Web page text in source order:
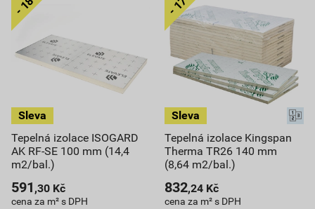
Tepelná izolace ISOGARD
AK RF-SE 100 mm (14,4
m2/bal.)
591 ,30 Kč
cena za m² s DPH
Tepelná izolace Kingspan
Therma TR26 140 mm
(8,64 m2/bal.)
832,24 Kč
cena za m² s DPH